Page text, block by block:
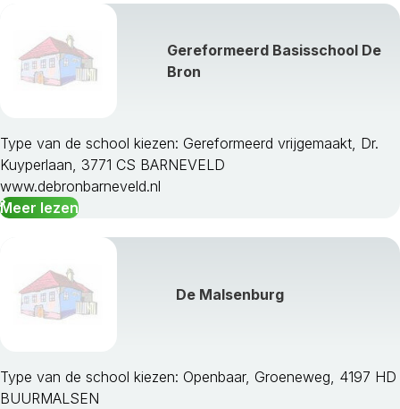
Lochem
Maasdriel
Millingen Aan De Rijn
Neerijnen
Nijkerk
Nijmegen
Nunspeet
Oude Ijsselstreek
Overbetuwe
Putten
Rijnwaarden
Rozendaal
Gereformeerd Basisschool De
Bron
Type van de school kiezen: Gereformeerd vrijgemaakt, Dr.
Kuyperlaan, 3771 CS BARNEVELD
www.debronbarneveld.nl
Meer lezen
De Malsenburg
Type van de school kiezen: Openbaar, Groeneweg, 4197 HD
BUURMALSEN